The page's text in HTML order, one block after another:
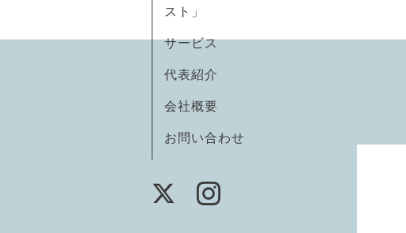
スト」
サービス
代表紹介
会社概要
お問い合わせ